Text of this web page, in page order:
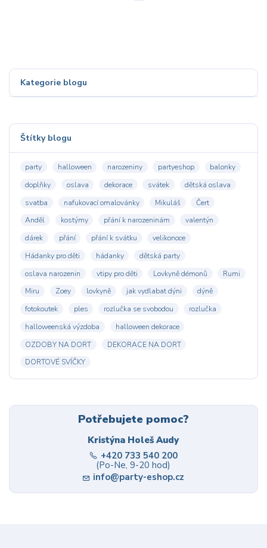
Kategorie blogu
Štítky blogu
party halloween narozeniny partyeshop
balonky
doplňky
oslava dekorace svátek
dětská oslava
svatba
nafukovací omalovánky Mikuláš
Čert
Anděl
kostýmy přání k narozeninám
valentýn
dárek
přání přání k svátku
velikonoce
Hádanky pro děti
hádanky
dětská party
oslava narozenin
vtipy pro děti Lovkyně démonů
Rumi
Miru
Zoey lovkyně jak vydlabat dýni
dýně
fotokoutek
ples rozlučka se svobodou
rozlučka
halloweenská výzdoba
halloween dekorace
OZDOBY NA DORT
DEKORACE NA DORT
DORTOVÉ SVÍČKY
Potřebujete pomoc?
Kristýna Holeš Audy
+420 733 540 200
(Po-Ne, 9-20 hod)
info@party-eshop.cz